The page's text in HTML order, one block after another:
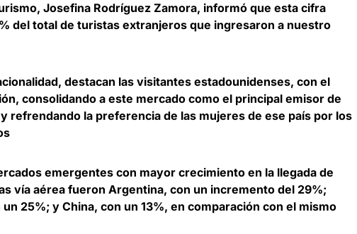
Josefina Rodríguez Zamora, informó que esta cifra
del total de turistas extranjeros que ingresaron a nuestro
destacan las visitantes estadounidenses, con el
consolidando a este mercado como el principal emisor de
refrendando la preferencia de las mujeres de ese país por los
emergentes con mayor crecimiento en la llegada de
vía aérea fueron Argentina, con un incremento del 29%;
25%; y China, con un 13%, en comparación con el mismo